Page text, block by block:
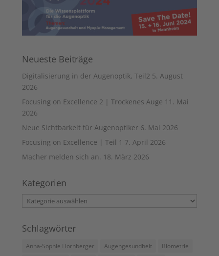
Neueste Beiträge
Digitalisierung in der Augenoptik, Teil2 5. August
2026
Focusing on Excellence 2 | Trockenes Auge 11. Mai
2026
Neue Sichtbarkeit für Augenoptiker 6. Mai 2026
Focusing on Excellence | Teil 1 7. April 2026
Macher melden sich an. 18. März 2026
Kategorien
Kategorien
Schlagwörter
Anna-Sophie Hornberger Augengesundheit
Biometrie